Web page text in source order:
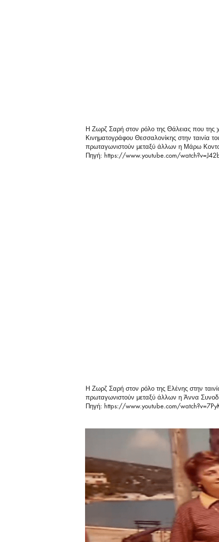
Η Ζωρζ Σαρή στον ρόλο της Θάλειας που της
Κινηματογράφου Θεσσαλονίκης στην ταινία
πρωταγωνιστούν μεταξύ άλλων η Μάρω
Πηγή: https://www.youtube.com/
Η Ζωρζ Σαρή στον ρόλο της Ελένης στην
πρωταγωνιστούν μεταξύ άλλων η Άννα
Πηγή: https://www.youtube.com/